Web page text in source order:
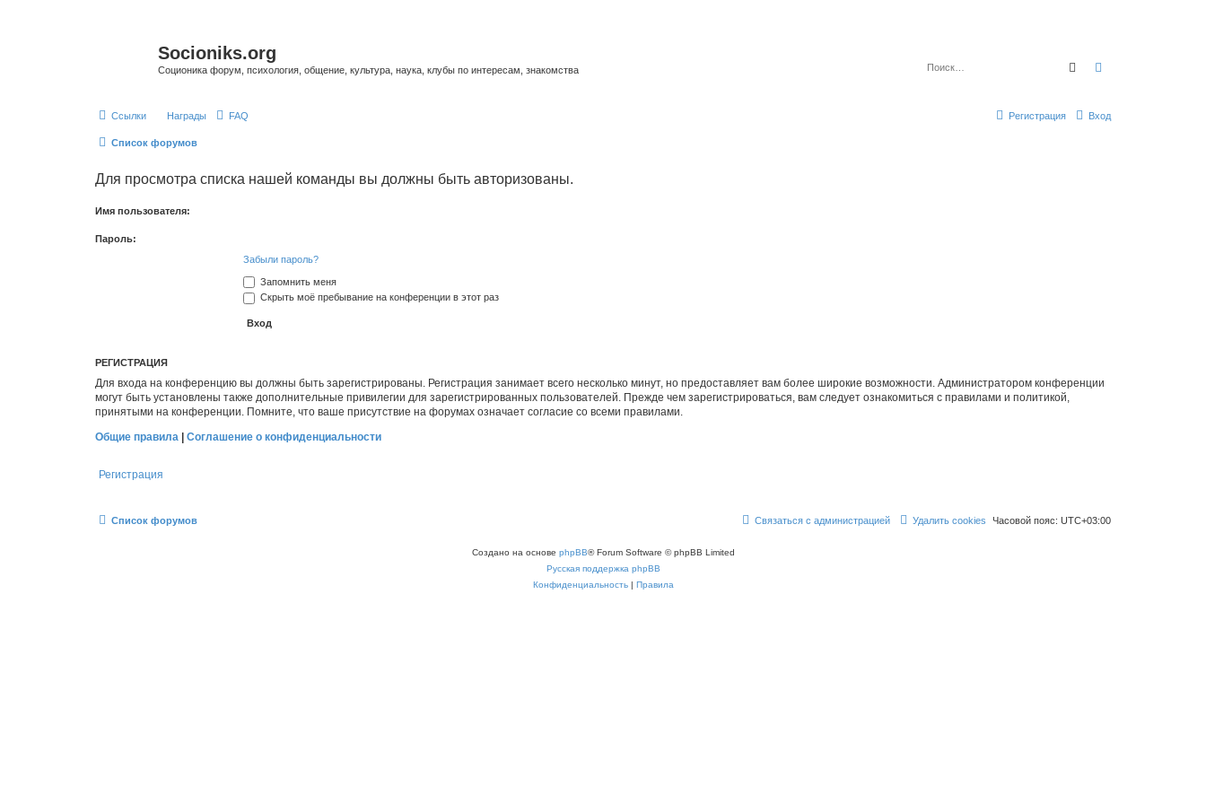
Socioniks.org
Соционика форум, психология, общение, культура, наука, клубы по интересам, знакомства Поиск
Ссылки Награды FAQ Вход
Регистрация
Список форумов
Для просмотра списка нашей команды вы должны быть авторизованы.
Имя пользователя:
Пароль:
Забыли пароль?
Запомнить меня
Скрыть моё пребывание на конференции в этот раз
РЕГИСТРАЦИЯ
Для входа на конференцию вы должны быть зарегистрированы. Регистрация занимает всего несколько минут, но предоставляет вам более широкие возможности. Администратором конференции
могут быть установлены также дополнительные привилегии для зарегистрированных пользователей. Прежде чем зарегистрироваться, вам следует ознакомиться с правилами и политикой,
принятыми на конференции. Помните, что ваше присутствие на форумах означает согласие со всеми правилами.
Общие правила
Соглашение о конфиденциальности
Регистрация
Список форумов Часовой пояс: UTC+03:00
Удалить cookies
Связаться с администрацией
Создано на основе phpBB® Forum Software © phpBB Limited
Русская поддержка phpBB
Конфиденциальность| Правила